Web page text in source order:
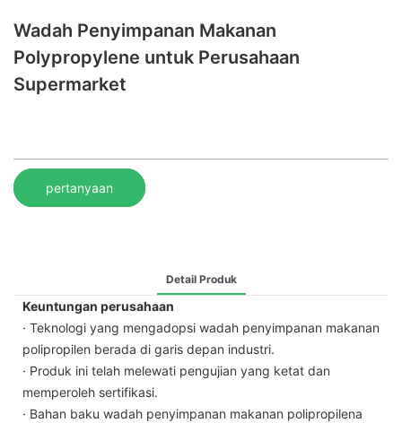
Wadah Penyimpanan Makanan
Polypropylene untuk Perusahaan
Supermarket
pertanyaan
Detail Produk
Keuntungan perusahaan
· Teknologi yang mengadopsi wadah penyimpanan makanan
polipropilen berada di garis depan industri.
· Produk ini telah melewati pengujian yang ketat dan
memperoleh sertifikasi.
· Bahan baku wadah penyimpanan makanan polipropilena